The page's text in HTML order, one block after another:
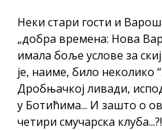
Неки стари гости и
„добра времена: Нова
имала боље услове за
је, наиме, било неколико
Дробњачкој ливади,
у Ботићима... И зашто о
четири смучарска клуба...?!